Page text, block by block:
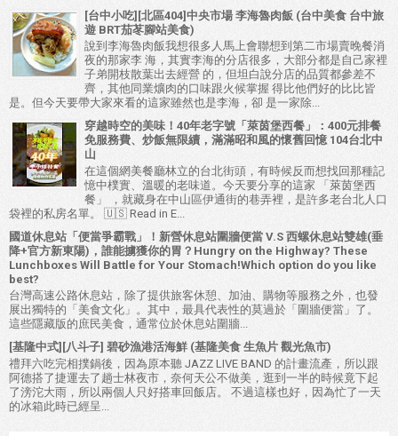
[台中小吃][北區404]中央市場 李海魯肉飯 (台中美食 台中旅
遊 BRT茄苳腳站美食)
說到李海魯肉飯我想很多人馬上會聯想到第二市場賣晚餐消
夜的那家李 海，其實李海的分店很多，大部分都是自己家裡
子弟開枝散葉出去經營 的，但坦白說分店的品質都參差不
齊，其他同業爌肉的口味跟火候掌握 得比他們好的比比皆
是。但今天要帶大家來看的這家雖然也是李海，卻 是一家除...
穿越時空的美味！40年老字號「萊茵堡西餐」：400元排餐
免服務費、炒飯無限續，滿滿昭和風的懷舊回憶 104台北中
山
在這個網美餐廳林立的台北街頭，有時候反而想找回那種記
憶中樸實、溫暖的老味道。今天要分享的這家 「萊茵堡西
餐」 ，就藏身在中山區伊通街的巷弄裡，是許多老台北人口
袋裡的私房名單。 🇺🇸 Read in E...
國道休息站「便當爭霸戰」！新營休息站圍牆便當 V.S 西螺休息站雙雄(垂
降+官方新東陽)，誰能擄獲你的胃？Hungry on the Highway? These
Lunchboxes Will Battle for Your Stomach!Which option do you like
best?
台灣高速公路休息站，除了提供旅客休憩、加油、購物等服務之外，也發
展出獨特的「美食文化」。其中，最具代表性的莫過於「圍牆便當」了。
這些隱藏版的庶民美食，通常位於休息站圍牆...
[基隆中式][八斗子] 碧砂漁港活海鮮 (基隆美食 生魚片 觀光魚市)
禮拜六吃完相撲鍋後，因為原本聽 JAZZ LIVE BAND 的計畫流產，所以跟
阿德搭了捷運去了趟士林夜市，奈何天公不做美，逛到一半的時候竟下起
了滂沱大雨，所以兩個人只好搭車回飯店。 不過這樣也好，因為忙了一天
的冰箱此時已經呈...